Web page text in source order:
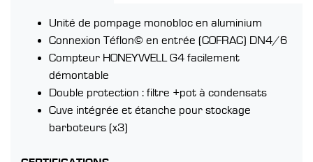
Unité de pompage monobloc en aluminium
Connexion Téflon© en entrée (COFRAC) DN4/6
Compteur HONEYWELL G4 facilement
démontable
Double protection : filtre +pot à condensats
Cuve intégrée et étanche pour stockage
barboteurs (x3)